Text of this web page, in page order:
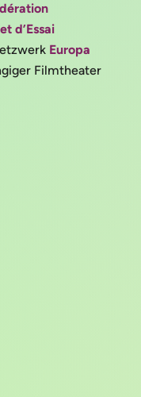
d’Essai
Europa
Filmtheater